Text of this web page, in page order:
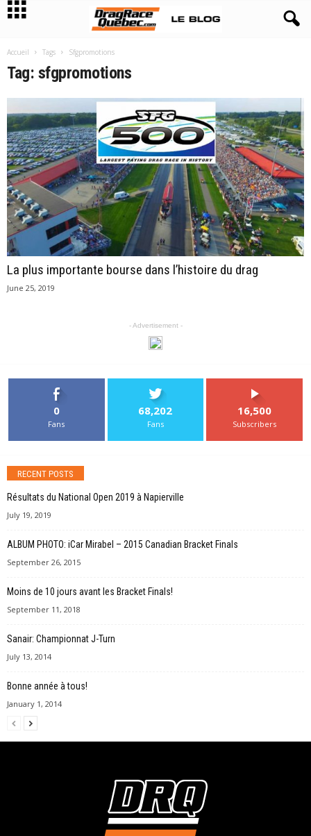
Accueil Tags Sfgpromotions
Tag: sfgpromotions
La plus importante bourse dans l’histoire du drag
June 25, 2019
- Advertisement -
0
Fans
68,202
Fans
16,500
Subscribers
RECENT POSTS
Résultats du National Open 2019 à Napierville
July 19, 2019
ALBUM PHOTO: iCar Mirabel – 2015 Canadian Bracket Finals
September 26, 2015
Moins de 10 jours avant les Bracket Finals!
September 11, 2018
Sanair: Championnat J-Turn
July 13, 2014
Bonne année à tous!
January 1, 2014